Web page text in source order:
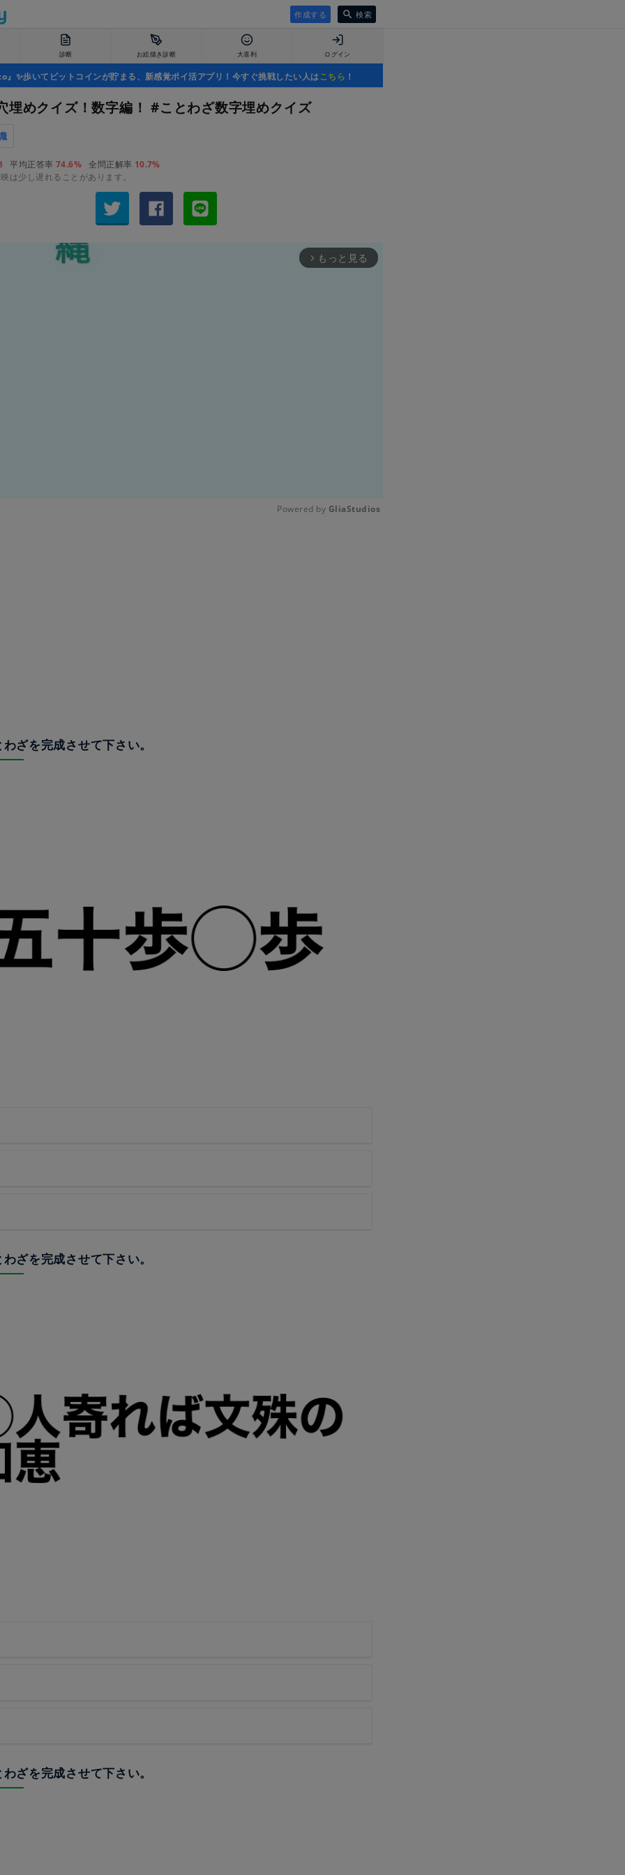
作成する 検索
診断 お絵描き診断 大喜利 ログイン
』✨歩いてビットコインが貯まる、新感覚ポイ活アプリ！今すぐ挑戦したい人はこちら ！
埋めクイズ！数字編！ #ことわざ数字埋めクイズ
平均正答率 74.6% 全問正解率 10.7%
は少し遅れることがあります。
arrow_forward_ios もっと見る
Powered by GliaStudios
ざを完成させて下さい。
ざを完成させて下さい。
ざを完成させて下さい。